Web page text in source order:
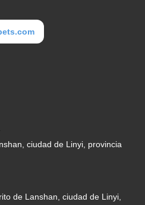
ciudad de Linyi, provincia
de Lanshan, ciudad de Linyi,